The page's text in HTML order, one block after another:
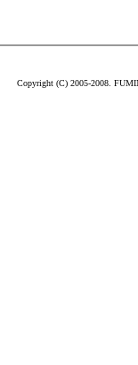
Copyright (C) 2005-2008.